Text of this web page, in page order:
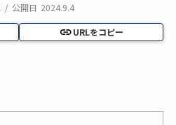
/ 公開日 2024.9.4
URLをコピー